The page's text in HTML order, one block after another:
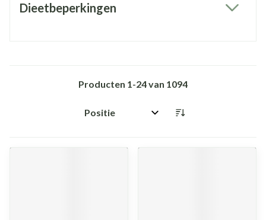
Dieetbeperkingen
Producten 1-24van 1094
Sorteer op: